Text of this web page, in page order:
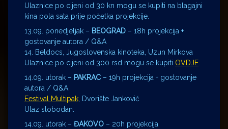
Ulaznice po cijeni od 30 kn mogu se kupiti na blagajni
kina pola sata prije početka projekcije.
13.09. ponedjeljak – BEOGRAD – 18h projekcija +
gostovanje autora / Q&A
14. Beldocs, Jugoslovenska kinoteka, Uzun Mirkova
Ulaznice po cijeni od 300 rsd mogu se kupiti OVDJE
14.09. utorak – PAKRAC – 19h projekcija + gostovanje
autora / Q&A
Festival Multipak , Dvorište Janković
Ulaz slobodan.
14.09. utorak – ĐAKOVO – 20h projekcija